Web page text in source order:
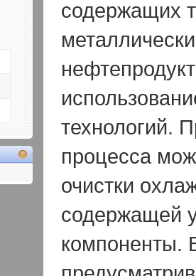
содержащих
технологий.
процесса
очистки
содержащей
компоненты.